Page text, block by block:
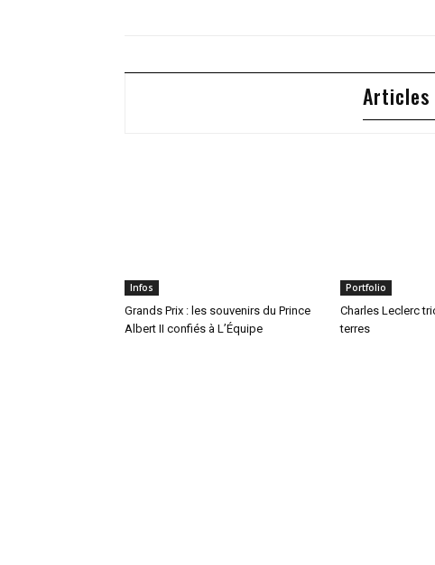
Articles
Infos
Grands Prix : les souvenirs du Prince
Albert II confiés à L’Équipe
Portfolio
Charles Leclerc
terres